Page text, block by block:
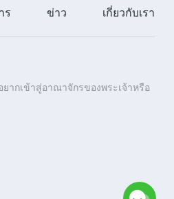
ระวจนะของพระเจ้าประจำวัน:
รเปิดโปงความเสื่อมทรามของ
ร ข่าว เกี่ยวกับเรา
กเข้าสู่อาณาจักรของพระเจ้าหรือ